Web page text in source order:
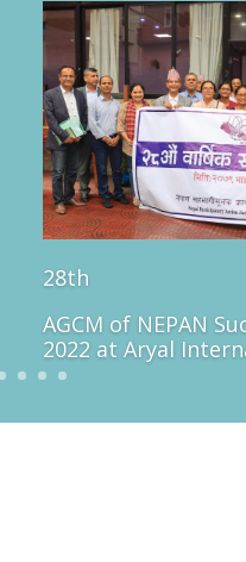
28th
AGCM of NEPAN
2022 at Aryal